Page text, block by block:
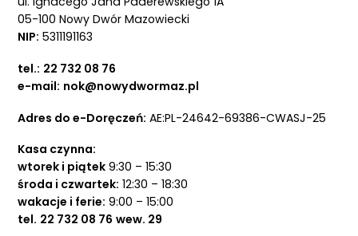
05-100 Nowy Dwór Mazowiecki
NIP: 5311191163
tel.: 22 732 08 76
e-mail: nok@nowydwormaz.pl
Adres do e-Doręczeń: AE:PL-24642-69386-CWASJ-25
Kasa czynna:
wtorek i piątek9:30 – 15:30
środa i czwartek: 12:30 – 18:30
wakacje i ferie: 9:00 – 15:00
tel. 22 732 08 76 wew. 29